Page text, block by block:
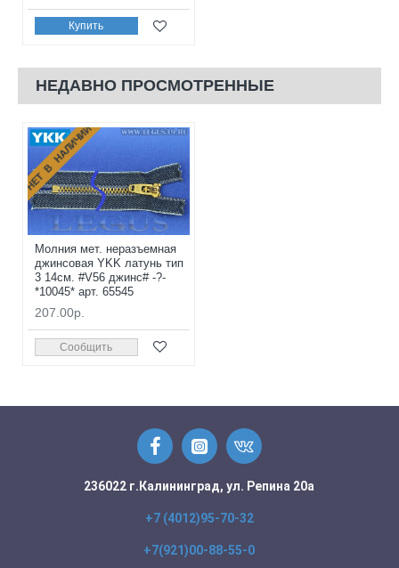
Купить
НЕДАВНО ПРОСМОТРЕННЫЕ
НЕТ В НАЛИЧИИ
Молния мет. неразъемная
джинсовая YKK латунь тип
3 14см. #V56 джинс# -?-
*10045* арт. 65545
207.00р.
Сообщить
236022 г.Калининград, ул. Репина 20а
+7 (4012)95-70-32
+7(921)00-88-55-0